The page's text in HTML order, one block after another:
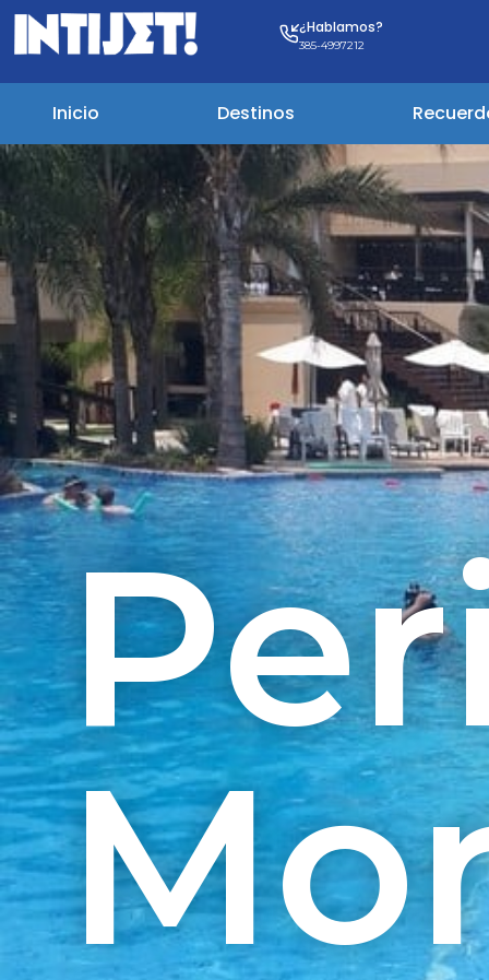
¿Hablamos?
385-4997212
Inicio Destinos